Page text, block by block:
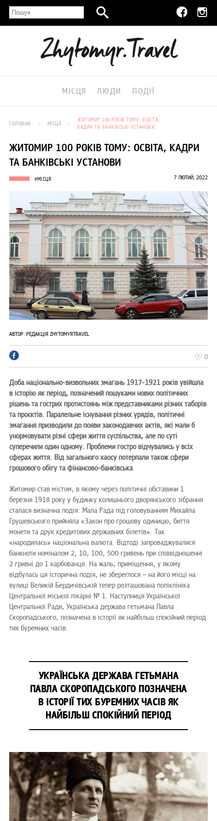
МІСЦЯ ЛЮДИ ПОДІЇ
ГОЛОВНА МІСЦЯ
ЖИТОМИР 100 РОКІВ ТОМУ: ОСВІТА,
КАДРИ ТА БАНКІВСЬКІ УСТАНОВИ
ЖИТОМИР 100 РОКІВ ТОМУ: ОСВІТА, КАДРИ
ТА БАНКІВСЬКІ УСТАНОВИ
#МІСЦЯ 7 ЛЮТИЙ, 2022
АВТОР:РЕДАКЦІЯ ZHYTOMYRTRAVEL
0
Доба національно-визвольних змагань 1917-1921 років увійшла
в історію як період, позначений пошуками нових політичних
рішень та гострих протистоянь між представниками різних таборів
та проєктів. Паралельне існування різних урядів, політичні
змагання призводили до появи законодавчих актів, які мали б
унормовувати різні сфери життя суспільства, але по суті
суперечили один одному. Проблеми гостро відчувались у всіх
сферах життя. Від загального хаосу потерпали також сфери
грошового обігу та фінансово-банківська
Житомир став містом, в якому через політичні обставини 1
березня 1918 року у будинку колишнього дворянського зібрання
сталася визначна подія: Мала Рада під головуванням Михайла
Грушевського прийняла «Закон про грошову одиницю, биття
монети та друк кредитових державних білетів». Так
«народилась» національна валюта. Відтоді запроваджувалися
банкноти номіналом 2, 10, 100, 500 гривень при співвідношенні
2 гривні до 1 карбованця. На жаль, приміщення, у якому
відбулась ця історична подія, не збереглося – на його місці на
вулиці Великій Бердичівській тепер розташована поліклініка
Центральної міської лікарні № 1. Наступниця Української
Центральної Ради, Українська держава гетьмана Павла
Скоропадського, позначена в історії як найбільш спокійний період
тих буремних часів.
УКРАЇНСЬКА ДЕРЖАВА ГЕТЬМАНА
ПАВЛА СКОРОПАДСЬКОГО ПОЗНАЧЕНА
В ІСТОРІЇ ТИХ БУРЕМНИХ ЧАСІВ ЯК
НАЙБІЛЬШ СПОКІЙНИЙ ПЕРІОД